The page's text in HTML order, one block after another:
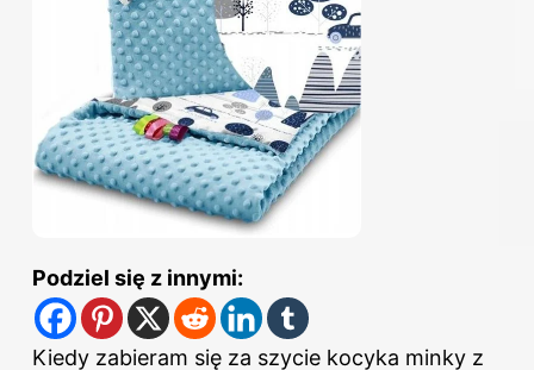
Podziel się z innymi:
Kiedy zabieram się za szycie kocyka minky z